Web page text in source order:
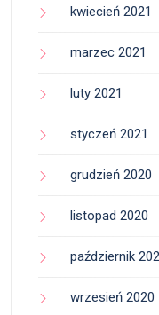
kwiecień 2021
marzec 2021
luty 2021
styczeń 2021
grudzień 2020
listopad 2020
październik
wrzesień 2020